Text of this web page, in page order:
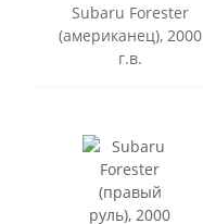
Subaru Forester
(американец), 2000
г.в.